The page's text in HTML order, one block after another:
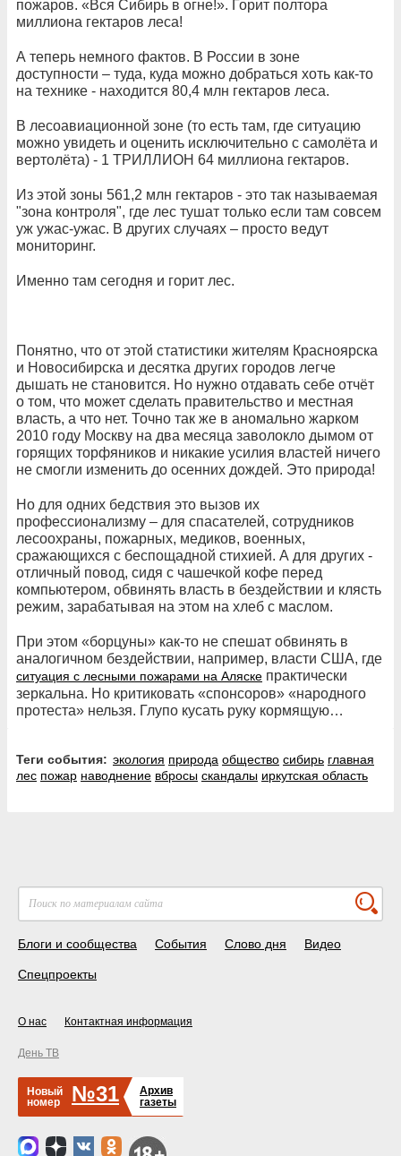
пожаров. «Вся Сибирь в огне!». Горит полтора
миллиона гектаров леса!
А теперь немного фактов. В России в зоне
доступности – туда, куда можно добраться хоть как-то
на технике - находится 80,4 млн гектаров леса.
В лесоавиационной зоне (то есть там, где ситуацию
можно увидеть и оценить исключительно с самолёта и
вертолёта) - 1 ТРИЛЛИОН 64 миллиона гектаров.
Из этой зоны 561,2 млн гектаров - это так называемая
"зона контроля", где лес тушат только если там совсем
уж ужас-ужас. В других случаях – просто ведут
мониторинг.
Именно там сегодня и горит лес.
Понятно, что от этой статистики жителям Красноярска
и Новосибирска и десятка других городов легче
дышать не становится. Но нужно отдавать себе отчёт
о том, что может сделать правительство и местная
власть, а что нет. Точно так же в аномально жарком
2010 году Москву на два месяца заволокло дымом от
горящих торфяников и никакие усилия властей ничего
не смогли изменить до осенних дождей. Это природа!
Но для одних бедствия это вызов их
профессионализму – для спасателей, сотрудников
лесоохраны, пожарных, медиков, военных,
сражающихся с беспощадной стихией. А для других -
отличный повод, сидя с чашечкой кофе перед
компьютером, обвинять власть в бездействии и клясть
режим, зарабатывая на этом на хлеб с маслом.
При этом «борцуны» как-то не спешат обвинять в
аналогичном бездействии, например, власти США, где
ситуация с лесными пожарами на Аляске практически
зеркальна. Но критиковать «спонсоров» «народного
протеста» нельзя. Глупо кусать руку кормящую…
Теги события: экология природа общество сибирь главная
лес пожар наводнение вбросы скандалы иркутская область
Блоги и сообщества События Слово дня Видео
Спецпроекты
О нас Контактная информация
День ТВ
Новый
номер
№31
Архив
газеты